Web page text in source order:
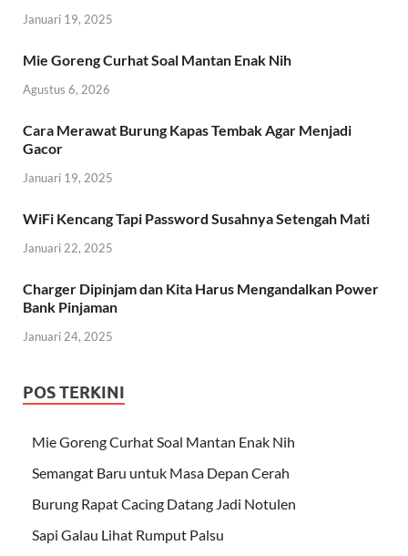
Januari 19, 2025
Mie Goreng Curhat Soal Mantan Enak Nih
Agustus 6, 2026
Cara Merawat Burung Kapas Tembak Agar Menjadi
Gacor
Januari 19, 2025
WiFi Kencang Tapi Password Susahnya Setengah Mati
Januari 22, 2025
Charger Dipinjam dan Kita Harus Mengandalkan Power
Bank Pinjaman
Januari 24, 2025
POS TERKINI
Mie Goreng Curhat Soal Mantan Enak Nih
Semangat Baru untuk Masa Depan Cerah
Burung Rapat Cacing Datang Jadi Notulen
Sapi Galau Lihat Rumput Palsu